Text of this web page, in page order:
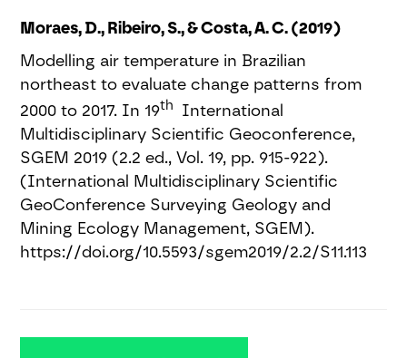
Moraes, D., Ribeiro, S., & Costa, A. C. (2019)
Modelling air temperature in Brazilian
northeast to evaluate change patterns from
2000 to 2017. In 19th
International
Multidisciplinary Scientific Geoconference,
SGEM 2019 (2.2 ed., Vol. 19, pp. 915-922).
(International Multidisciplinary Scientific
GeoConference Surveying Geology and
Mining Ecology Management, SGEM).
https://doi.org/10.5593/sgem2019/2.2/S11.113